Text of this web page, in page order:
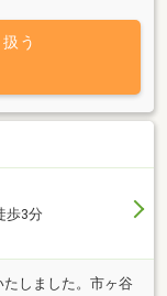
ストラテジストが
ーズに対し「最善
くしてまいりま
余すことなく示
ます。
う
歩3分
しました。市ヶ谷